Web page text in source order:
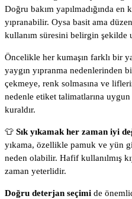
Doğru bakım yapılmadığında en
yıpranabilir. Oysa basit ama
kullanım süresini belirgin şekilde
Öncelikle her kumaşın farklı bir
yaygın yıpranma nedenlerinden
çekmeye, renk solmasına ve
nedenle etiket talimatlarına
kuraldır.
👕 Sık yıkamak her zaman iyi
yıkama, özellikle pamuk ve yün
neden olabilir. Hafif kullanılmış
zaman yeterlidir.
Doğru deterjan seçimi de